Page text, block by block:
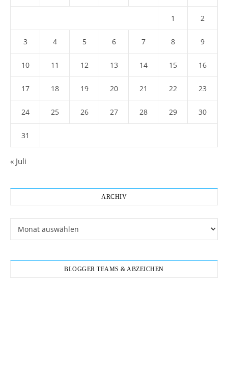
1 2
3 4 5 6 7 8 9
10 11 12 13 14 15 16
17 18 19 20 21 22 23
24 25 26 27 28 29 30
31
« Juli
ARCHIV
BLOGGER TEAMS & ABZEICHEN